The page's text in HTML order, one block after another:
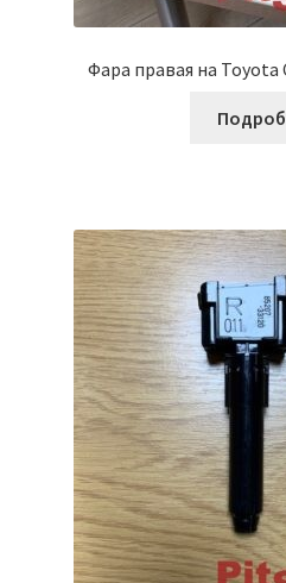
Фара правая на Toyota